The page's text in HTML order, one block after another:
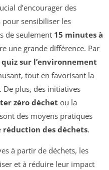
d’encourager des
pour sensibiliser les
de seulement 15 minutes à
une grande différence. Par
quiz sur l’environnement
tout en favorisant la
plus, des initiatives
zéro déchet ou la
sont des moyens pratiques
réduction des déchets.
à partir de déchets, les
et à réduire leur impact